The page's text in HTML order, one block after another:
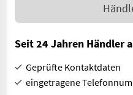
Seit 24 Jahren Händler
Geprüfte Kontaktdaten
eingetragene